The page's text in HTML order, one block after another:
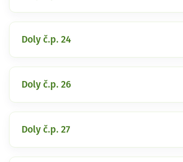
Doly č.p. 24
Doly č.p. 26
Doly č.p. 27